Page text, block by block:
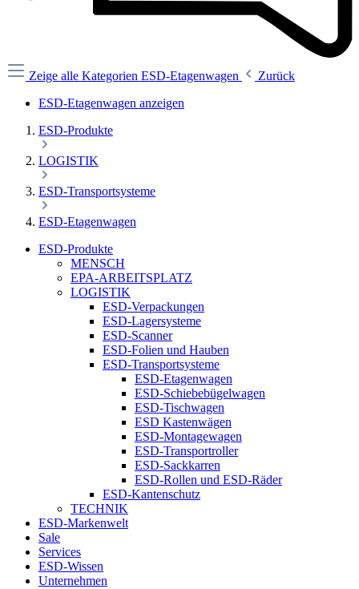
Zeige alle Kategorien ESD-Etagenwagen
Zurück
ESD-Etagenwagen anzeigen
ESD-Produkte
LOGISTIK
ESD-Transportsysteme
ESD-Etagenwagen
ESD-Produkte
MENSCH
EPA-ARBEITSPLATZ
LOGISTIK
ESD-Verpackungen
ESD-Lagersysteme
ESD-Scanner
ESD-Folien und Hauben
ESD-Transportsysteme
ESD-Etagenwagen
ESD-Schiebebügelwagen
ESD-Tischwagen
ESD Kastenwägen
ESD-Montagewagen
ESD-Transportroller
ESD-Sackkarren
ESD-Rollen und ESD-Räder
ESD-Kantenschutz
TECHNIK
ESD-Markenwelt
Sale
Services
ESD-Wissen
Unternehmen